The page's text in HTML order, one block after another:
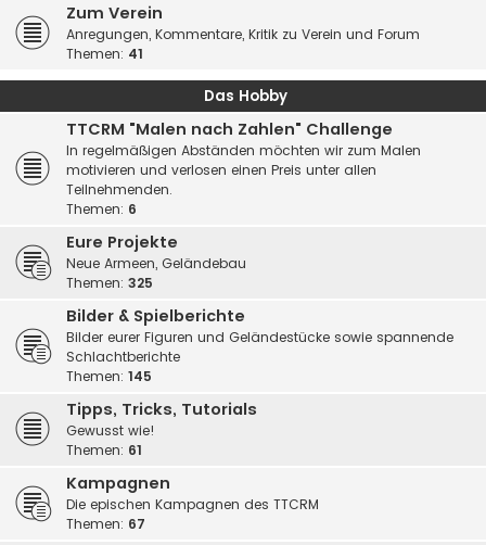
Zum Verein
Anregungen, Kommentare, Kritik zu Verein und Forum
Themen: 41
Das Hobby
TTCRM "Malen nach Zahlen" Challenge
In regelmäßigen Abständen möchten wir zum Malen
motivieren und verlosen einen Preis unter allen
Teilnehmenden.
Themen: 6
Eure Projekte
Neue Armeen, Geländebau
Themen: 325
Bilder & Spielberichte
Bilder eurer Figuren und Geländestücke sowie spannende
Schlachtberichte
Themen: 145
Tipps, Tricks, Tutorials
Gewusst wie!
Themen: 61
Kampagnen
Die epischen Kampagnen des TTCRM
Themen: 67